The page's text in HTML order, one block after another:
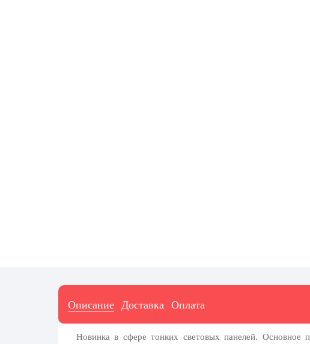
7 ноября, День проведения военного
Описание Доставка Оплата
Новинка в сфере тонких световых панелей. Основное